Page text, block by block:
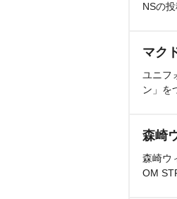
NSの
マク
ユニフ
ン」を
森崎
森崎ウ
OM